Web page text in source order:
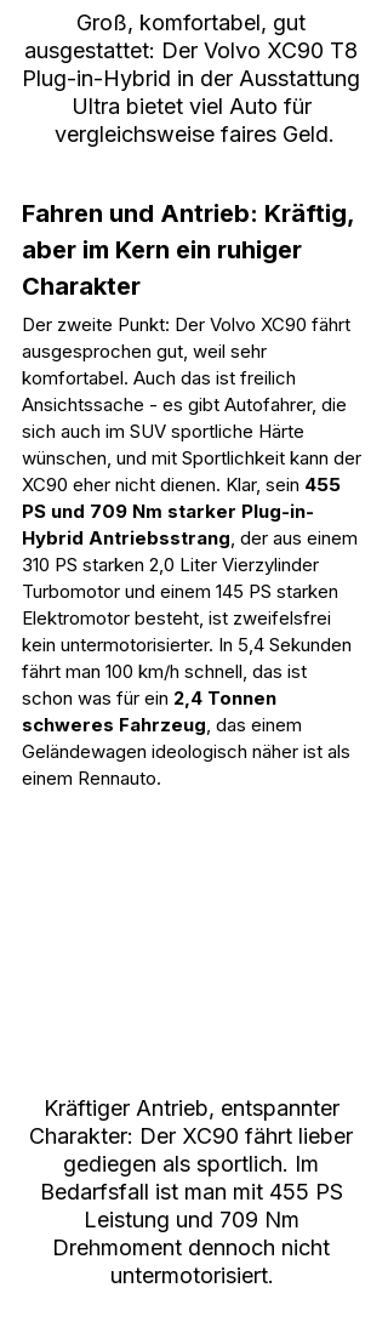
Groß, komfortabel, gut
ausgestattet: Der Volvo XC90 T8
Plug-in-Hybrid in der Ausstattung
Ultra bietet viel Auto für
vergleichsweise faires Geld.
Fahren und Antrieb: Kräftig,
aber im Kern ein ruhiger
Charakter
Der zweite Punkt: Der Volvo XC90 fährt
ausgesprochen gut, weil sehr
komfortabel. Auch das ist freilich
Ansichtssache - es gibt Autofahrer, die
sich auch im SUV sportliche Härte
wünschen, und mit Sportlichkeit kann der
XC90 eher nicht dienen. Klar, sein 455
PS und 709 Nm starker Plug-in-
Hybrid Antriebsstrang, der aus einem
310 PS starken 2,0 Liter Vierzylinder
Turbomotor und einem 145 PS starken
Elektromotor besteht, ist zweifelsfrei
kein untermotorisierter. In 5,4 Sekunden
fährt man 100 km/h schnell, das ist
schon was für ein 2,4 Tonnen
schweres Fahrzeug, das einem
Geländewagen ideologisch näher ist als
einem Rennauto.
Kräftiger Antrieb, entspannter
Charakter: Der XC90 fährt lieber
gediegen als sportlich. Im
Bedarfsfall ist man mit 455 PS
Leistung und 709 Nm
Drehmoment dennoch nicht
untermotorisiert.